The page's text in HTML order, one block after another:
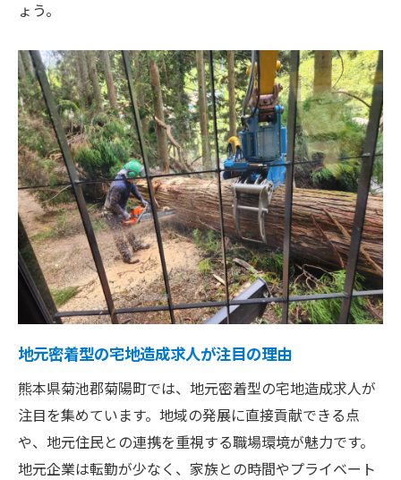
ょう。
地元密着型の宅地造成求人が注目の理由
熊本県菊池郡菊陽町では、地元密着型の宅地造成求人が
注目を集めています。地域の発展に直接貢献できる点
や、地元住民との連携を重視する職場環境が魅力です。
地元企業は転勤が少なく、家族との時間やプライベート